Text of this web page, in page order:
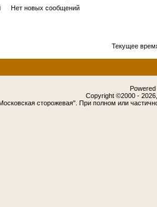
Нет новых сообщений
Текущее
Copyright ©2000 -
сторожевая". При полном или